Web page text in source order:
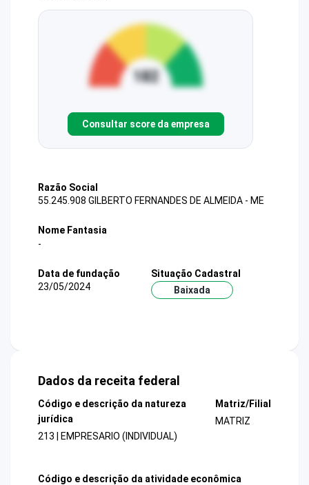
Consultar score da empresa
Razão Social
55.245.908 GILBERTO FERNANDES DE ALMEIDA - ME
Nome Fantasia
-
Data de fundação
23/05/2024
Situação Cadastral
Baixada
Dados da receita federal
Código e descrição da natureza
jurídica
213 | EMPRESARIO (INDIVIDUAL)
Matriz/Filial
MATRIZ
Código e descrição da atividade econômica